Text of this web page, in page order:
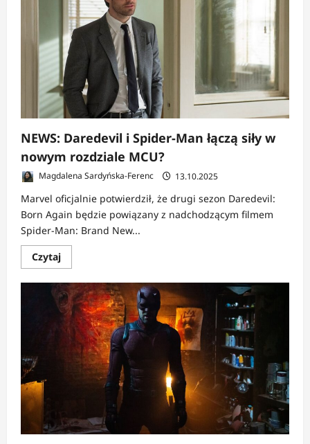
NEWS: Daredevil i Spider-Man łączą siły w
nowym rozdziale MCU?
Magdalena Sardyńska-Ferenc 13.10.2025
Marvel oficjalnie potwierdził, że drugi sezon Daredevil:
Born Again będzie powiązany z nadchodzącym filmem
Spider-Man: Brand New...
CzytajDowiedz
się
o
NEWS:
Daredevil
i
Spider-
Man
łączą
siły
nowym
rozdziale